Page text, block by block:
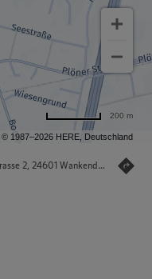
© 1987–2026 HERE, Deutschland
200 m
2, 24601 Wankendorf